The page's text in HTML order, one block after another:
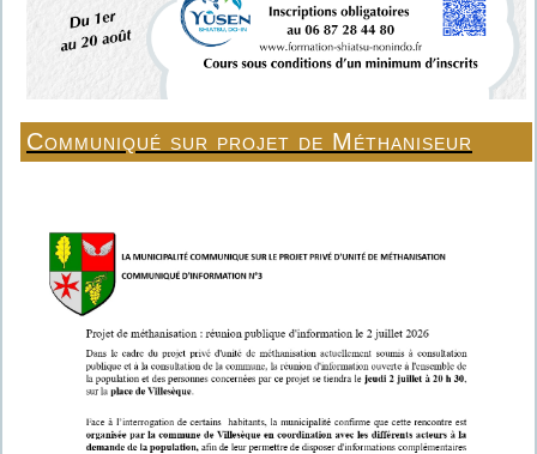
Communiqué sur projet de Méthaniseur